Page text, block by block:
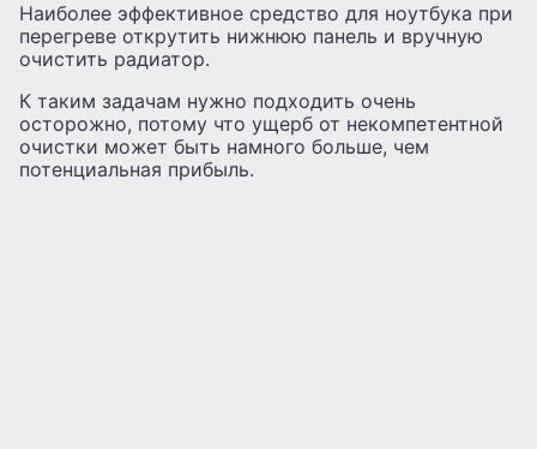
Наиболее эффективное средство для ноутбука при
перегреве открутить нижнюю панель и вручную
очистить радиатор.
К таким задачам нужно подходить очень
осторожно, потому что ущерб от некомпетентной
очистки может быть намного больше, чем
потенциальная прибыль.